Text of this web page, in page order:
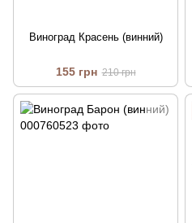
Виноград Красень (винний)
155 грн 210 грн